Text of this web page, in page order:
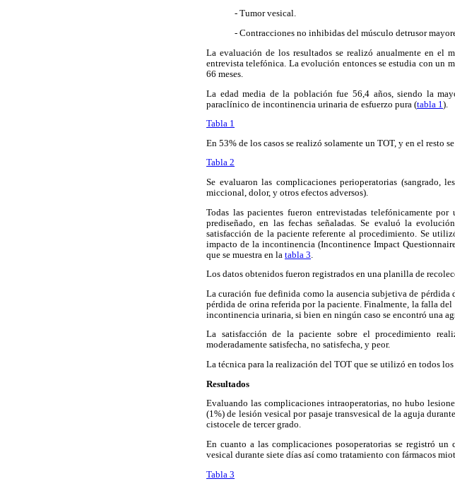
- Tumor vesical.
- Contracciones no inhibidas del músculo detrusor
La evaluación de los resultados se realizó anualmente en el
entrevista telefónica. La evolución entonces se estudia con un
66 meses.
La edad media de la población fue 56,4 años, siendo la
paraclínico de incontinencia urinaria de esfuerzo pura (tabla 1 ).
Tabla 1
En 53% de los casos se realizó solamente un TOT, y en el resto
Tabla 2
Se evaluaron las complicaciones perioperatorias (sangrado,
miccional, dolor, y otros efectos adversos).
Todas las pacientes fueron entrevistadas telefónicamente
prediseñado, en las fechas señaladas. Se evaluó la
satisfacción de la paciente referente al procedimiento. Se
impacto de la incontinencia (Incontinence Impact
que se muestra en la tabla 3
Los datos obtenidos fueron registrados en una planilla de
La curación fue definida como la ausencia subjetiva de
pérdida de orina referida por la paciente. Finalmente, la falla
incontinencia urinaria, si bien en ningún caso se encontró una
La satisfacción de la paciente sobre el procedimiento
moderadamente satisfecha, no satisfecha, y peor.
La técnica para la realización del TOT que se utilizó en todos
Resultados
Evaluando las complicaciones intraoperatorias, no hubo
(1%) de lesión vesical por pasaje transvesical de la aguja
cistocele de tercer grado.
En cuanto a las complicaciones posoperatorias se registró
vesical durante siete días así como tratamiento con fármacos
Tabla 3